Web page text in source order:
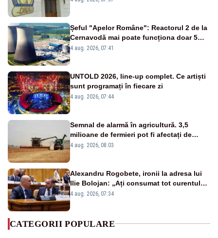
Șeful "Apelor Române": Reactorul 2 de la
Cernavodă mai poate funcționa doar 5
zile
4 aug. 2026, 07:41
UNTOLD 2026, line-up complet. Ce artiști
sunt programați în fiecare zi
4 aug. 2026, 07:44
Semnal de alarmă în agricultură. 3,5
milioane de fermieri pot fi afectați de
strategia pentru conservarea
4 aug. 2026, 08:03
Alexandru Rogobete, ironii la adresa lui
Ilie Bolojan: „Ați consumat tot curentul
urmărind șobolani imaginari”
4 aug. 2026, 07:34
CATEGORII POPULARE